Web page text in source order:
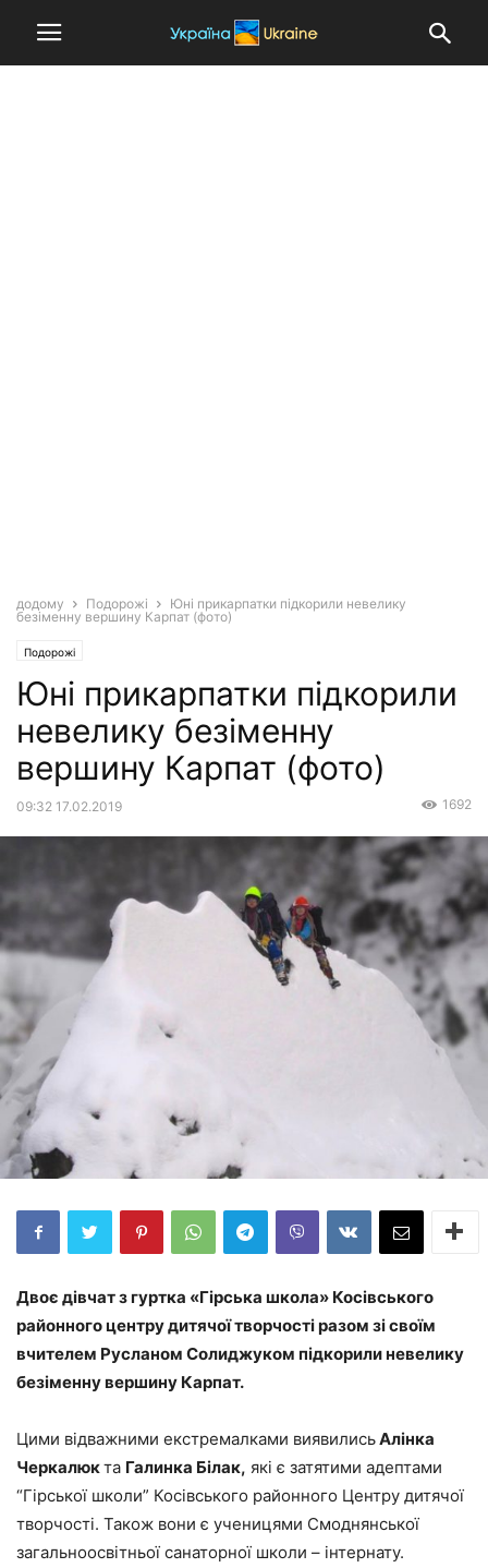
додому Подорожі
Юні прикарпатки підкорили невелику
безіменну вершину Карпат (фото)
Подорожі
Юні прикарпатки підкорили
невелику безіменну
вершину Карпат (фото)
09:32 17.02.2019 1692
Двоє дівчат з гуртка «Гірська школа» Косівського
районного центру дитячої творчості разом зі своїм
вчителем Русланом Солиджуком підкорили невелику
безіменну вершину Карпат.
Цими відважними екстремалками виявилисьАлінка
Черкалюкта Галинка Білак, які є затятими адептами
“Гірської школи” Косівського районного Центру дитячої
творчості. Також вони є ученицями Смоднянської
загальноосвітньої санаторної школи – інтернату.